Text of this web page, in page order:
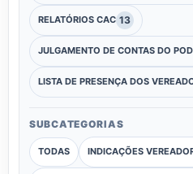
RELATÓRIOS CAC 13
JULGAMENTO DE CONTAS DO
LISTA DE PRESENÇA DOS
SUBCATEGORIAS
TODAS INDICAÇÕES